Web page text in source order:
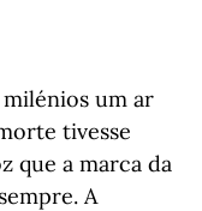
um ar
tivesse
que a marca da
A